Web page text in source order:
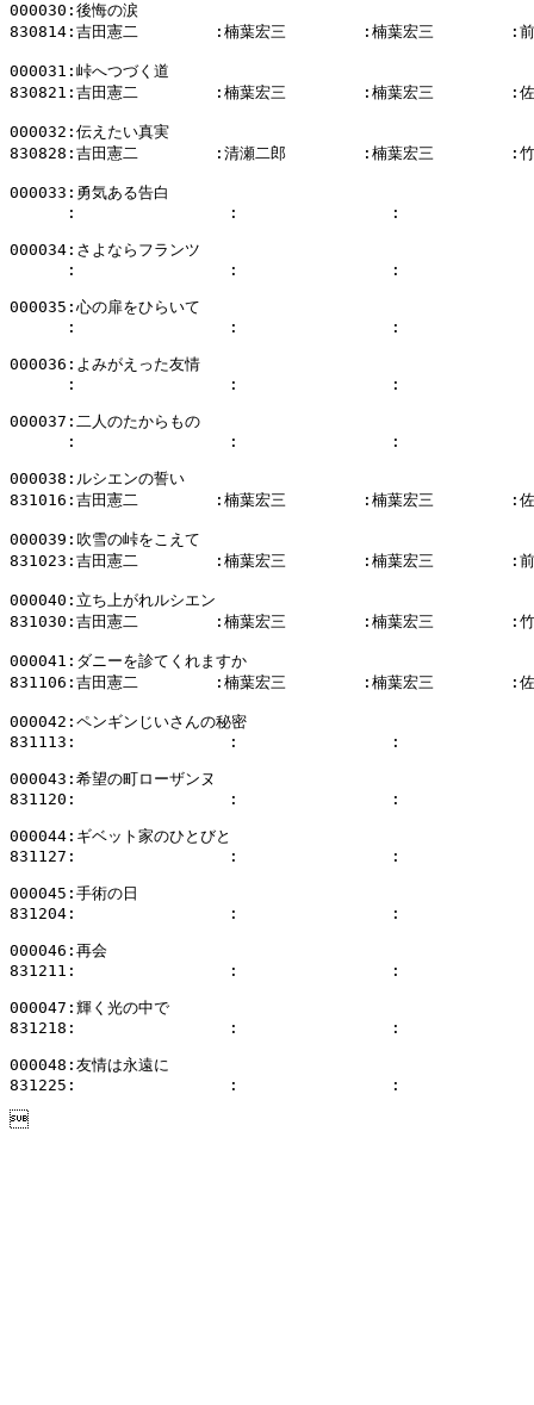
000030:後悔の涙
830814:吉田憲二        :楠葉宏三        :楠葉宏三        :前
000031:峠へつづく道
830821:吉田憲二        :楠葉宏三        :楠葉宏三        :佐
000032:伝えたい真実
830828:吉田憲二        :清瀬二郎        :楠葉宏三        :竹
000033:勇気ある告白
:                :                :
000034:さよならフランツ
:                :                :
000035:心の扉をひらいて
:                :                :
000036:よみがえった友情
:                :                :
000037:二人のたからもの
:                :                :
000038:ルシエンの誓い
831016:吉田憲二        :楠葉宏三        :楠葉宏三        :佐
000039:吹雪の峠をこえて
831023:吉田憲二        :楠葉宏三        :楠葉宏三        :前
000040:立ち上がれルシエン
831030:吉田憲二        :楠葉宏三        :楠葉宏三        :竹
000041:ダニーを診てくれますか
831106:吉田憲二        :楠葉宏三        :楠葉宏三        :佐
000042:ペンギンじいさんの秘密
831113:                :                :
000043:希望の町ローザンヌ
831120:                :                :
000044:ギベット家のひとびと
831127:                :                :
000045:手術の日
831204:                :                :
000046:再会
831211:                :                :
000047:輝く光の中で
831218:                :                :
000048:友情は永遠に
